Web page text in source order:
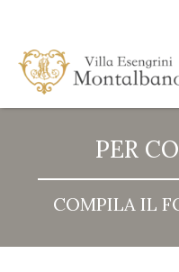
PER
COMPILA IL